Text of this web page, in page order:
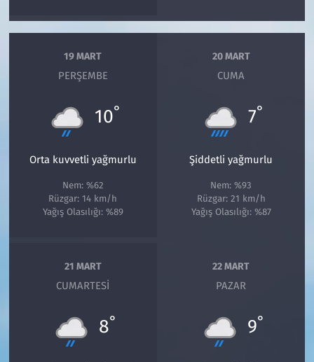
19 MART
PERŞEMBE
10°
Orta kuvvetli yağmurlu
Nem: %62
Rüzgar: 14 km/h
Yağış Olasılığı: %89
20 MART
CUMA
7°
Şiddetli yağmurlu
Nem: %93
Rüzgar: 21 km/h
Yağış Olasılığı: %87
21 MART
CUMARTESI
8°
22 MART
PAZAR
9°